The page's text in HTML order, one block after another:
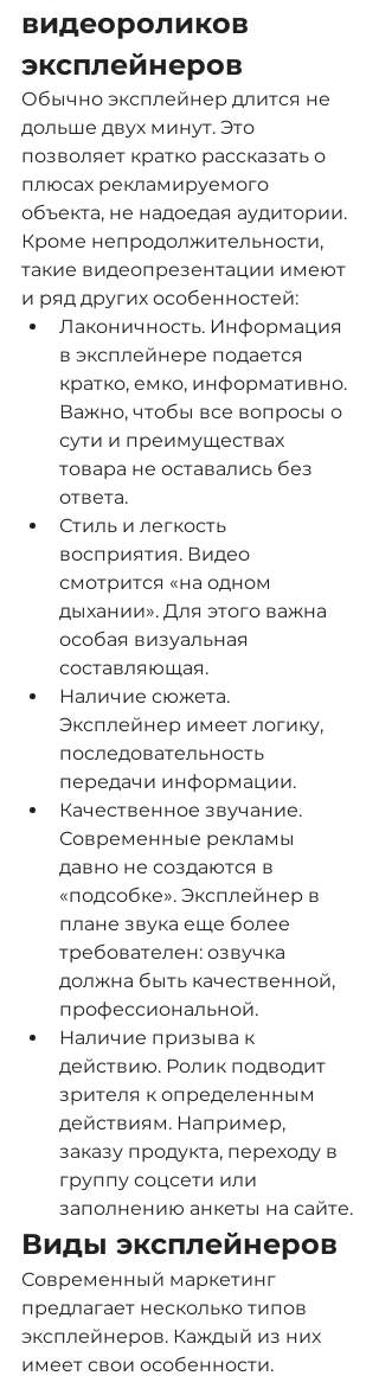
видеороликов
эксплейнеров
Обычно эксплейнер длится не
дольше двух минут. Это
позволяет кратко рассказать о
плюсах рекламируемого
объекта, не надоедая аудитории.
Кроме непродолжительности,
такие видеопрезентации имеют
и ряд других особенностей:
Лаконичность. Информация
в эксплейнере подается
кратко, емко, информативно.
Важно, чтобы все вопросы о
сути и преимуществах
товара не оставались без
ответа.
Стиль и легкость
восприятия. Видео
смотрится «на одном
дыхании». Для этого важна
особая визуальная
составляющая.
Наличие сюжета.
Эксплейнер имеет логику,
последовательность
передачи информации.
Качественное звучание.
Современные рекламы
давно не создаются в
«подсобке». Эксплейнер в
плане звука еще более
требователен: озвучка
должна быть качественной,
профессиональной.
Наличие призыва к
действию. Ролик подводит
зрителя к определенным
действиям. Например,
заказу продукта, переходу в
группу соцсети или
заполнению анкеты на сайте.
Виды эксплейнеров
Современный маркетинг
предлагает несколько типов
эксплейнеров. Каждый из них
имеет свои особенности.